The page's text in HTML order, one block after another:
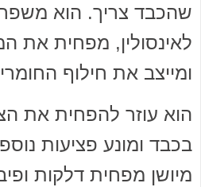
שהכבד צריך. הוא
לאינסולין, מפחית את
ומייצב את חילוף
הוא עוזר להפחית את
בכבד ומונע פציעות
מיושן מפחית דלקות